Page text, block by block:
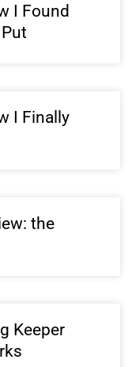
I Found
I Finally
the
Keeper